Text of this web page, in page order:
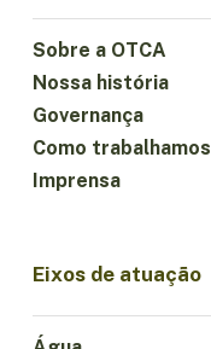
Sobre a OTCA
Nossa história
Governança
Como trabalhamos
Imprensa
Eixos de atuação